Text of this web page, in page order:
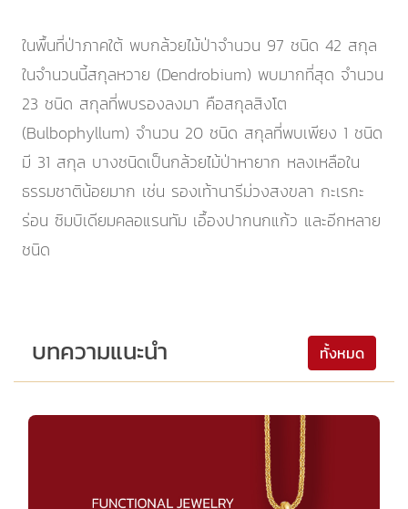
ในพื้นที่ป่าภาคใต้ พบกล้วยไม้ป่าจำนวน 97 ชนิด 42 สกุล
ในจำนวนนี้สกุลหวาย (Dendrobium) พบมากที่สุด จำนวน
23 ชนิด สกุลที่พบรองลงมา คือสกุลสิงโต
(Bulbophyllum) จำนวน 20 ชนิด สกุลที่พบเพียง 1 ชนิด
มี 31 สกุล บางชนิดเป็นกล้วยไม้ป่าหายาก หลงเหลือใน
ธรรมชาติน้อยมาก เช่น รองเท้านารีม่วงสงขลา กะเรกะ
ร่อน ซิมบิเดียมคลอแรนทัม เอื้องปากนกแก้ว และอีกหลาย
ชนิด
บทความแนะนำ ทั้งหมด